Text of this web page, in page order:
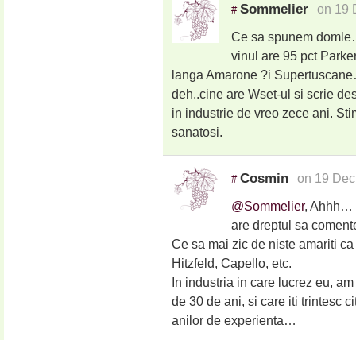
# Sommelier on 19
Ce sa spunem
vinul are 95 pct
langa Amarone ?i
deh..cine are Wset-ul si scrie
in industrie de vreo zece ani.
sanatosi.
# Cosmin on 19
@Sommelier, Ahhh…
are dreptul sa
Ce sa mai zic de niste amariti
Hitzfeld, Capello, etc.
In industria in care lucrez eu,
de 30 de ani, si care iti trintesc
anilor de experienta…